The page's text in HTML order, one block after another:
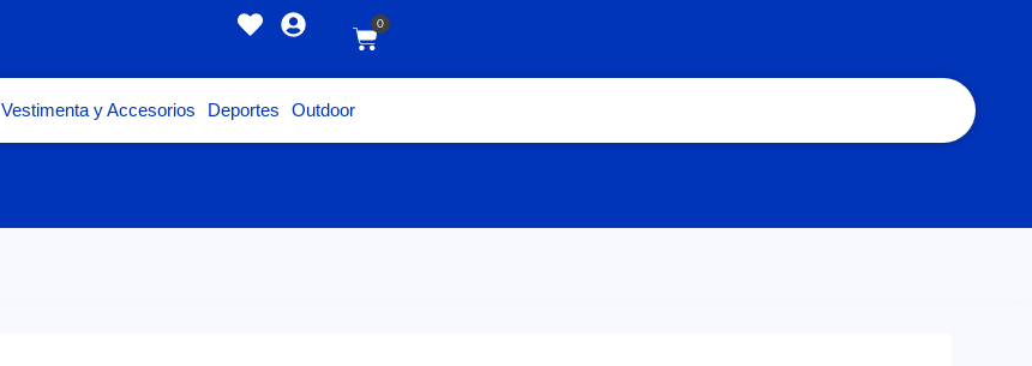
0
Vestimenta y Accesorios Deportes Outdoor